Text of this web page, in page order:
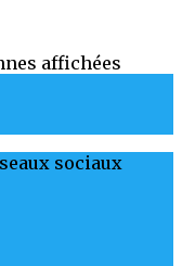
affichées
sociaux